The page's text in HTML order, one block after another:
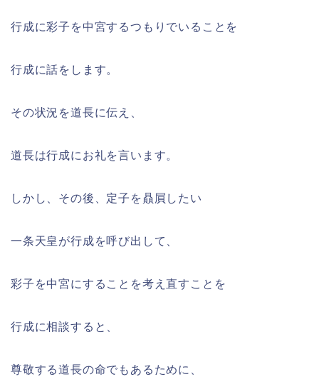
行成に彩子を中宮するつもりでいることを
行成に話をします。
その状況を道長に伝え、
道長は行成にお礼を言います。
しかし、その後、定子を贔屓したい
一条天皇が行成を呼び出して、
彩子を中宮にすることを考え直すことを
行成に相談すると、
尊敬する道長の命でもあるために、